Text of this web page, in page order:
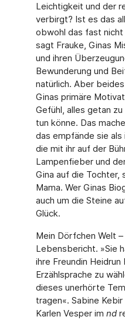
Leichtigkeit und der
verbirgt? Ist es das
obwohl das fast nicht
sagt Frauke, Ginas
und ihren
Bewunderung und
natürlich. Aber
Ginas primäre
Gefühl, alles getan
tun kön­ne. Das
das empfände sie als
die mit ihr auf der
Lampenfieber und
Gina auf die Tochter,
Mama. Wer Ginas
auch um die Steine
Glück.
Mein Dörfchen Welt
Lebensbericht. »Sie
ihre Freundin Heidrun
Erzählsprache zu
dieses uner­hörte
tragen«. Sabine Kebir
Karlen Vesper im nd